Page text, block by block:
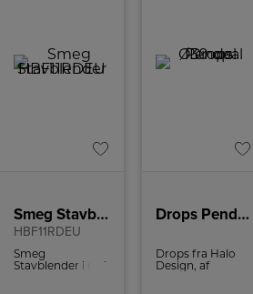
Smeg Stavblender
HBF11RDEU
Smeg
Stavblender i rød.
Drops Pendel Ø30 opal
Drops fra Halo
Design, af